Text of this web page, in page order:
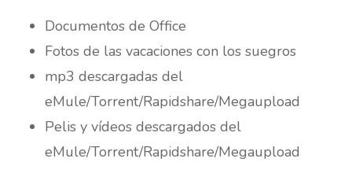
Documentos de Office
Fotos de las vacaciones con los suegros
mp3 descargadas del
eMule/Torrent/Rapidshare/Megaupload
Pelis y vídeos descargados del
eMule/Torrent/Rapidshare/Megaupload